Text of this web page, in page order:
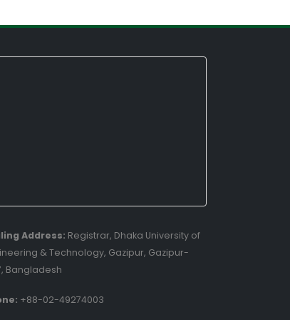
Address: Registrar, Dhaka University of
& Technology, Gazipur, Gazipur-
Bangladesh
+88-02-49274003